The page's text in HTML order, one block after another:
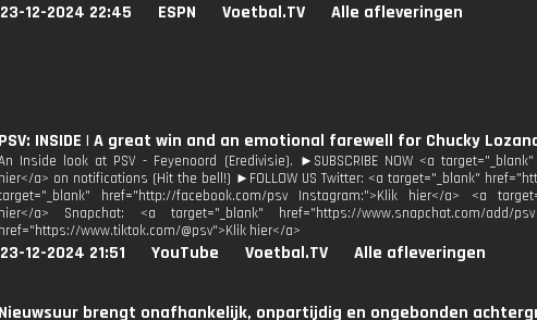
23-12-2024 22:45 ESPN Voetbal.TV Alle afleveringen
PSV: INSIDE | A great win and an emotional farewell for Chucky
Inside look at PSV - Feyenoord (Eredivisie). ►SUBSCRIBE NOW <a
hier</a> on notifications (Hit the bell!) ►FOLLOW US Twitter: <a target="_blank"
href="http://facebook.com/psv Instagram:">Klik hier</a> <a
hier</a> Snapchat: <a target="_blank" href="https://www.snapchat.com/add/
href="https://www.tiktok.com/@psv">Klik hier</a>
23-12-2024 21:51 YouTube Voetbal.TV Alle afleveringen
Nieuwsuur brengt onafhankelijk, onpartijdig en ongebonden